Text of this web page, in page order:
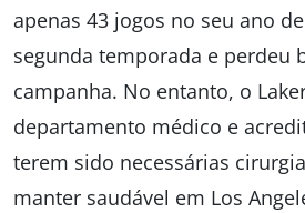
apenas 43 jogos no seu ano
segunda temporada e perdeu
campanha. No entanto, o
departamento médico e
terem sido necessárias
manter saudável em Los